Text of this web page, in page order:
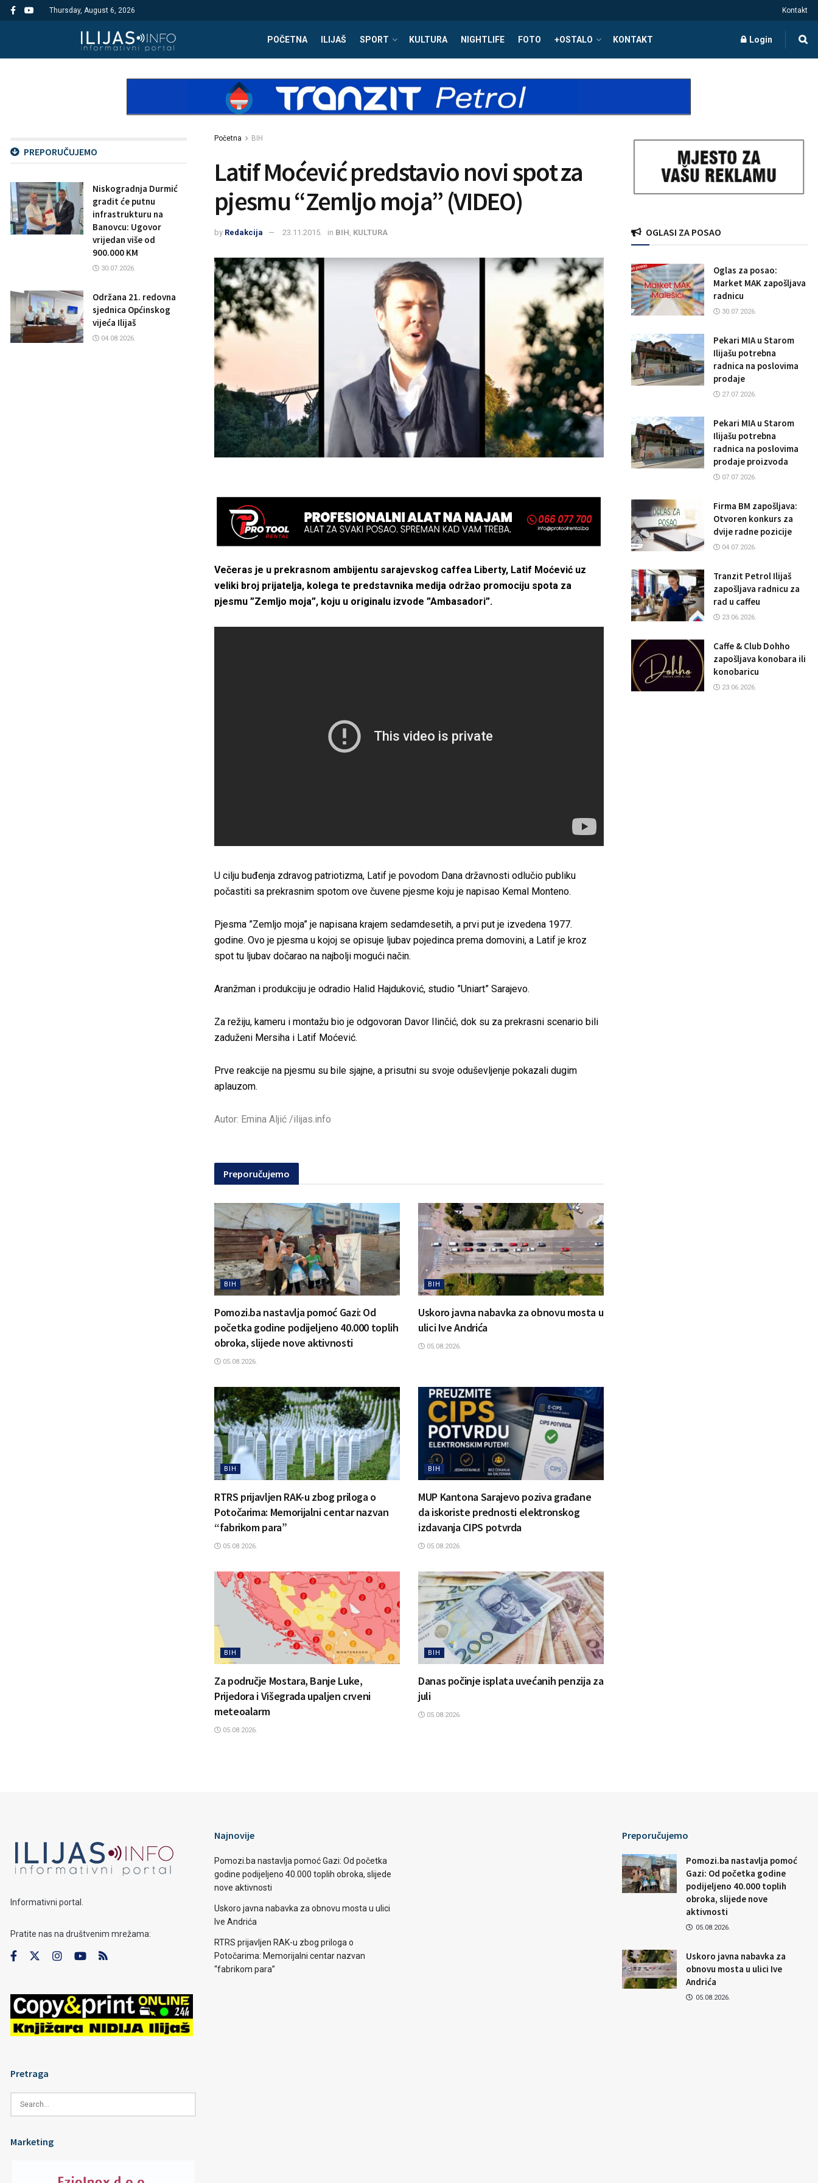
Thursday, August 6, 2026 Kontakt
POČETNA ILIJAŠ SPORT KULTURA NIGHTLIFE FOTO +OSTALO KONTAKT Login
Početna BIH
Latif Moćević predstavio novi spot za
pjesmu “Zemljo moja” (VIDEO)
by Redakcija 23.11.2015. in BIH KULTURA
Večeras je u prekrasnom ambijentu sarajevskog caffea Liberty, Latif Moćević uz
veliki broj prijatelja, kolega te predstavnika medija održao promociju spota za
pjesmu ”Zemljo moja”, koju u originalu izvode ”Ambasadori”.
U cilju buđenja zdravog patriotizma, Latif je povodom Dana državnosti odlučio publiku
počastiti sa prekrasnim spotom ove čuvene pjesme koju je napisao Kemal Monteno.
Pjesma ”Zemljo moja” je napisana krajem sedamdesetih, a prvi put je izvedena 1977.
godine. Ovo je pjesma u kojoj se opisuje ljubav pojedinca prema domovini, a Latif je kroz
spot tu ljubav dočarao na najbolji mogući način.
Aranžman i produkciju je odradio Halid Hajduković, studio ”Uniart” Sarajevo.
Za režiju, kameru i montažu bio je odgovoran Davor Ilinčić, dok su za prekrasni scenario bili
zaduženi Mersiha i Latif Moćević.
Prve reakcije na pjesmu su bile sjajne, a prisutni su svoje oduševljenje pokazali dugim
aplauzom.
Autor: Emina Aljić /ilijas.info
Preporučujemo
BIH
Pomozi.ba nastavlja pomoć Gazi: Od
početka godine podijeljeno 40.000 toplih
obroka, slijede nove aktivnosti
05.08.2026.
BIH
Uskoro javna nabavka za obnovu mosta u
ulici Ive Andrića
05.08.2026.
BIH
RTRS prijavljen RAK-u zbog priloga o
Potočarima: Memorijalni centar nazvan
“fabrikom para”
05.08.2026.
BIH
MUP Kantona Sarajevo poziva građane
da iskoriste prednosti elektronskog
izdavanja CIPS potvrda
05.08.2026.
BIH
Za područje Mostara, Banje Luke,
Prijedora i Višegrada upaljen crveni
meteoalarm
05.08.2026.
BIH
Danas počinje isplata uvećanih penzija za
juli
05.08.2026.
PREPORUČUJEMO
Niskogradnja Durmić
gradit će putnu
infrastrukturu na
Banovcu: Ugovor
vrijedan više od
900.000 KM
30.07.2026.
Održana 21. redovna
sjednica Općinskog
vijeća Ilijaš
04.08.2026.
OGLASI ZA POSAO
Oglas za posao:
Market MAK zapošljava
radnicu
30.07.2026.
Pekari MIA u Starom
Ilijašu potrebna
radnica na poslovima
prodaje
27.07.2026.
Pekari MIA u Starom
Ilijašu potrebna
radnica na poslovima
prodaje proizvoda
07.07.2026.
Firma BM zapošljava:
Otvoren konkurs za
dvije radne pozicije
04.07.2026.
Tranzit Petrol Ilijaš
zapošljava radnicu za
rad u caffeu
23.06.2026.
Caffe & Club Dohho
zapošljava konobara ili
konobaricu
23.06.2026.
Informativni portal.
Pratite nas na društvenim mrežama:
Pretraga
Marketing
Najnovije
Pomozi.ba nastavlja pomoć Gazi: Od početka
godine podijeljeno 40.000 toplih obroka, slijede
nove aktivnosti
Uskoro javna nabavka za obnovu mosta u ulici
Ive Andrića
RTRS prijavljen RAK-u zbog priloga o
Potočarima: Memorijalni centar nazvan
“fabrikom para”
Preporučujemo
Pomozi.ba nastavlja pomoć
Gazi: Od početka godine
podijeljeno 40.000 toplih
obroka, slijede nove
aktivnosti
05.08.2026.
Uskoro javna nabavka za
obnovu mosta u ulici Ive
Andrića
05.08.2026.